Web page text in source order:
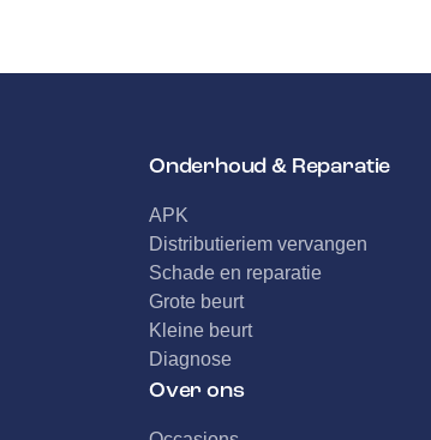
Onderhoud & Reparatie
APK
Distributieriem vervangen
Schade en reparatie
Grote beurt
Kleine beurt
Diagnose
Over ons